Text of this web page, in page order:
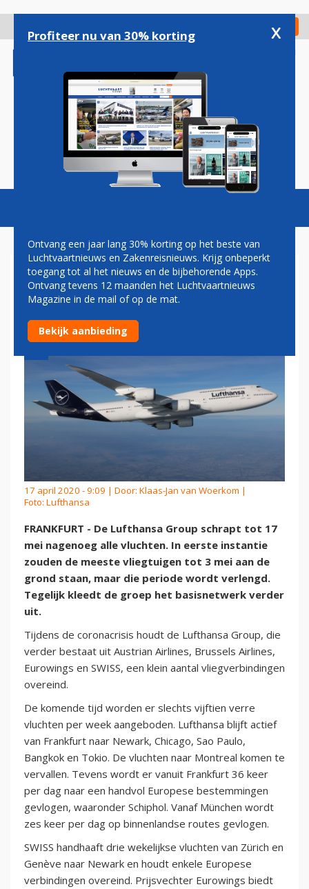
gaan
Check in
Magazine Podcasts Vacatures
LUFTHANSA GROUP KLEEDT
BASISNETWERK VERDER UIT
17 april 2020 - 9:09 | Door: Klaas-Jan van Woerkom |
Foto: Lufthansa
FRANKFURT - De Lufthansa Group schrapt tot 17
mei nagenoeg alle vluchten. In eerste instantie
zouden de meeste vliegtuigen tot 3 mei aan de
grond staan, maar die periode wordt verlengd.
Tegelijk kleedt de groep het basisnetwerk verder
uit.
Tijdens de coronacrisis houdt de Lufthansa Group, die
verder bestaat uit Austrian Airlines, Brussels Airlines,
Eurowings en SWISS, een klein aantal vliegverbindingen
overeind.
De komende tijd worden er slechts vijftien verre
vluchten per week aangeboden. Lufthansa blijft actief
van Frankfurt naar Newark, Chicago, Sao Paulo,
Bangkok en Tokio. De vluchten naar Montreal komen te
vervallen. Tevens wordt er vanuit Frankfurt 36 keer
per dag naar een handvol Europese bestemmingen
gevlogen, waaronder Schiphol. Vanaf München wordt
zes keer per dag op binnenlandse routes gevlogen.
SWISS handhaaft drie wekelijkse vluchten van Zürich en
Genève naar Newark en houdt enkele Europese
verbindingen overeind. Prijsvechter Eurowings biedt
Profiteer nu van 30% korting x
Ontvang een jaar lang 30% korting op het beste van
Luchtvaartnieuws en Zakenreisnieuws. Krijg onbeperkt
toegang tot al het nieuws en de bijbehorende Apps.
Ontvang tevens 12 maanden het Luchtvaartnieuws
Magazine in de mail of op de mat.
Bekijk aanbieding